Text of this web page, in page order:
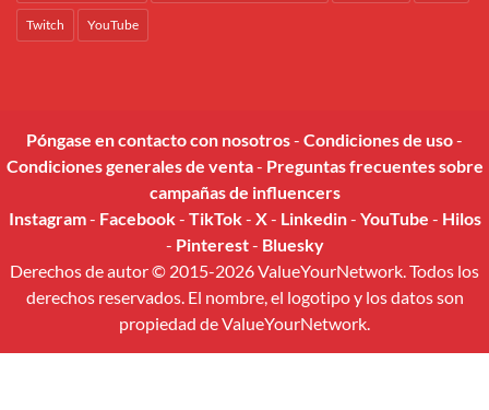
Twitch YouTube
Póngase en contacto con nosotros- Condiciones de uso-
Condiciones generales de venta- Preguntas frecuentes sobre
campañas de influencers
Instagram- Facebook- TikTok- X- Linkedin- YouTube - Hilos
- Pinterest- Bluesky
Derechos de autor © 2015-2026 ValueYourNetwork. Todos los
derechos reservados. El nombre, el logotipo y los datos son
propiedad de ValueYourNetwork.